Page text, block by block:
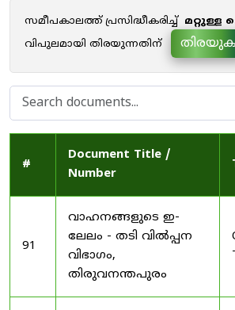
സമീപകാലത്ത് പ്രസിദ്ധീകരിച്ച്
വിപുലമായി തിരയുന്നതിന്
തിരയുക
#
Document Title /
Number
91
വാഹനങ്ങളുടെ ഇ-
ലേലം - തടി വിൽപ്പന
വിഭാഗം,
തിരുവനന്തപുരം